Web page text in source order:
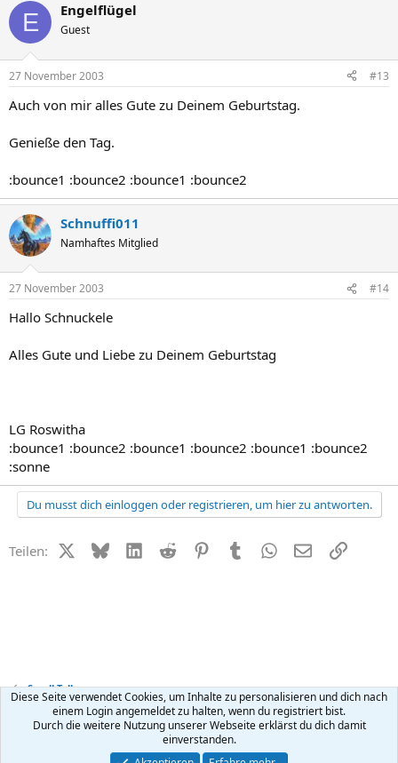
E Engelflügel
Guest
27 November 2003 #13
Auch von mir alles Gute zu Deinem Geburtstag.
Genieße den Tag.
:bounce1 :bounce2 :bounce1 :bounce2
Schnuffi011
Namhaftes Mitglied
27 November 2003 #14
Hallo Schnuckele
Alles Gute und Liebe zu Deinem Geburtstag
LG Roswitha
:bounce1 :bounce2 :bounce1 :bounce2 :bounce1 :bounce2
:sonne
Du musst dich einloggen oder registrieren, um hier zu antworten.
Teilen: X (Twitter)
BlueskyLinkedIn
Reddit PinterestTumblr WhatsApp
E-MailLink
Small Talk
Kontakt Nutzungsbedingungen Datenschutz Hilfe
R
Community platform by XenForo ® © 2010-2026 XenForo Ltd.
Diese Seite verwendet Cookies, um Inhalte zu personalisieren und dich nach
einem Login angemeldet zu halten, wenn du registriert bist.
Durch die weitere Nutzung unserer Webseite erklärst du dich damit
einverstanden.